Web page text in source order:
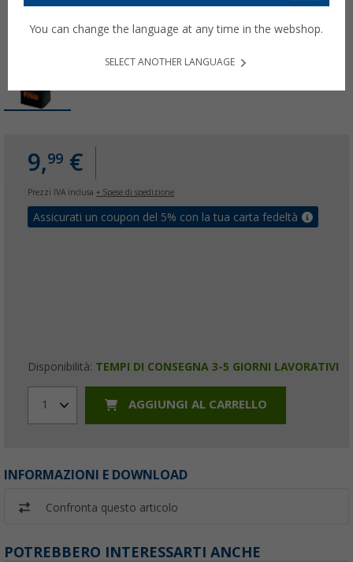
9,99 €
Prezzi IVA inclusa + Spese di spedizione
Assicurati un coupon del 5% con la tua carta fedeltà
Disponibilità: TEMPI DI CONSEGNA 3-5 GIORNI LAVORATIVI
1 AGGIUNGI AL CARRELLO
INFORMAZIONI E DOWNLOAD
Confronta questo articolo
POTREBBERO INTERESSARTI ANCHE
You can change the language at any time in the webshop.
SELECT ANOTHER LANGUAGE